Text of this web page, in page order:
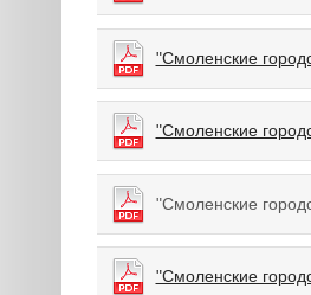
"Смоленские
"Смоленские
"Смоленские
"Смоленские